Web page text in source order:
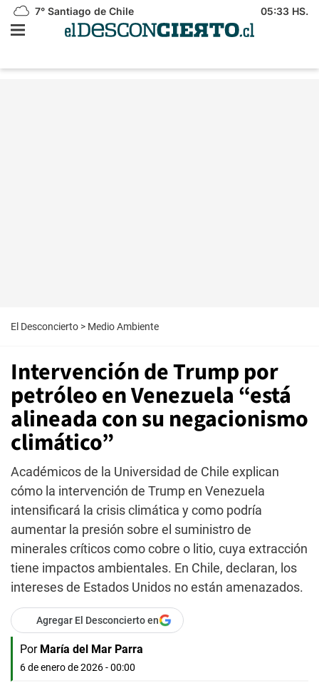
7° Santiago de Chile 05:33 HS.
El Desconcierto > Medio Ambiente
Intervención de Trump por
petróleo en Venezuela “está
alineada con su negacionismo
climático”
Académicos de la Universidad de Chile explican
cómo la intervención de Trump en Venezuela
intensificará la crisis climática y como podría
aumentar la presión sobre el suministro de
minerales críticos como cobre o litio, cuya extracción
tiene impactos ambientales. En Chile, declaran, los
intereses de Estados Unidos no están amenazados.
Agregar El Desconcierto en
Por María del Mar Parra
6 de enero de 2026 - 00:00